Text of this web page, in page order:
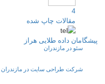
4
مقالات چاپ شده
پیشگامان داده طلایی هراز
سئو در مازندران
شرکت طراحی سایت در مازندران